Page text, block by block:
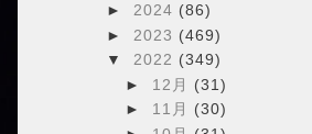
► 2024 (86)
► 2023 (469)
▼ 2022 (349)
► 12月 (31)
► 11月 (30)